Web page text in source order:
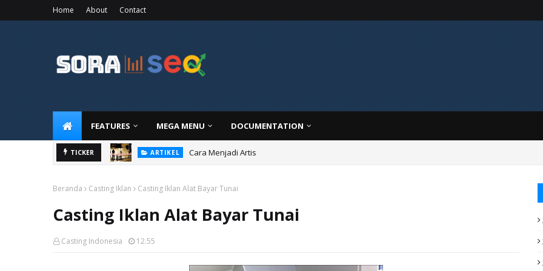
Home About Contact
FEATURES MEGA MENU DOCUMENTATION
TICKER ARTIKEL Cara Menjadi Artis
Beranda Casting Iklan Casting Iklan Alat Bayar Tunai
Casting Iklan Alat Bayar Tunai
Casting Indonesia 12.55